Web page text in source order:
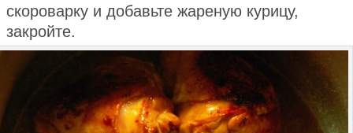
скороварку и добавьте жареную курицу,
закройте.